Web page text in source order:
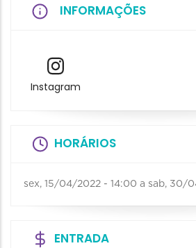
INFORMAÇÕES
Instagram
HORÁRIOS
sex, 15/04/2022 - 14:00 a sab, 30/
ENTRADA